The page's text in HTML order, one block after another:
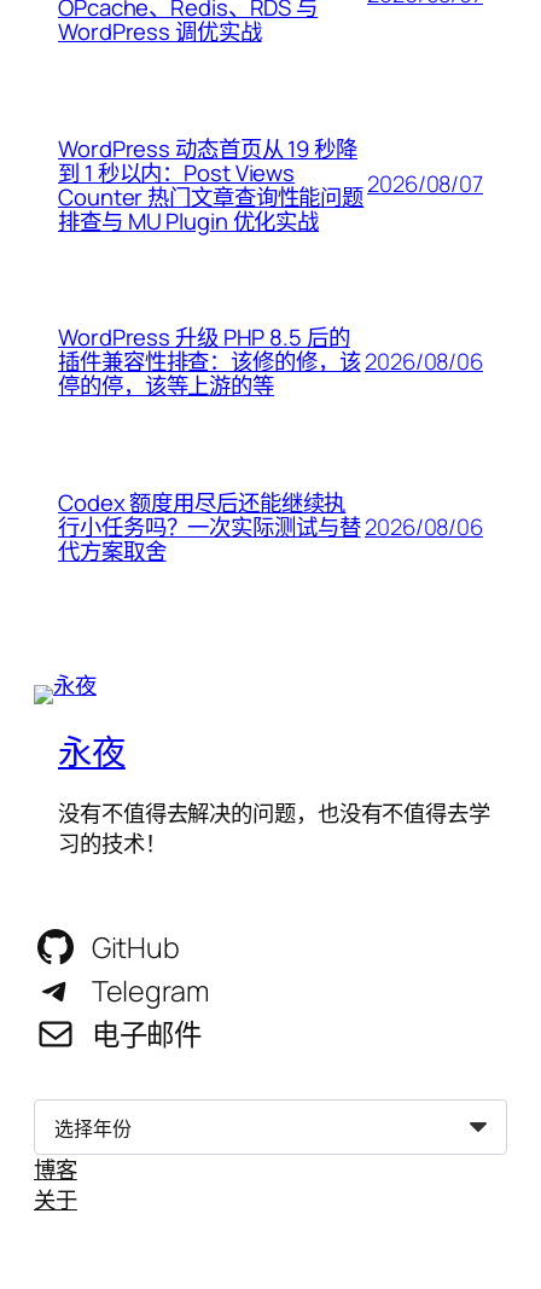
OPcache、Redis、RDS 与
WordPress 调优实战
WordPress 动态首页从 19 秒降
到 1 秒以内：Post Views
Counter 热门文章查询性能问题
排查与 MU Plugin 优化实战
2026/08/07
WordPress 升级 PHP 8.5 后的
插件兼容性排查：该修的修，该
停的停，该等上游的等
2026/08/06
Codex 额度用尽后还能继续执
行小任务吗？一次实际测试与替
代方案取舍
2026/08/06
永夜
没有不值得去解决的问题，也没有不值得去学
习的技术！
GitHub
Telegram
电子邮件
归
博客
关于